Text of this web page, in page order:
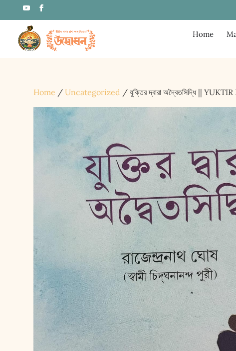
Home
Home /Uncategorized / যুক্তির দ্বারা অদ্বৈতসিদ্ধি ||